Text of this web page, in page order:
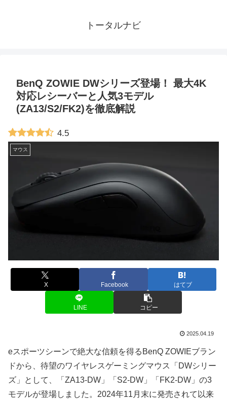
トータルナビ
BenQ ZOWIE DWシリーズ登場！ 最大4K
対応レシーバーと人気3モデル
(ZA13/S2/FK2)を徹底解説
4.5
マウス
X Facebook はてブ
LINE コピー
2025.04.19
eスポーツシーンで絶大な信頼を得るBenQ ZOWIEブラン
ドから、待望のワイヤレスゲーミングマウス「DWシリー
ズ」として、「ZA13-DW」「S2-DW」「FK2-DW」の3
モデルが登場しました。2024年11月末に発売されて以来